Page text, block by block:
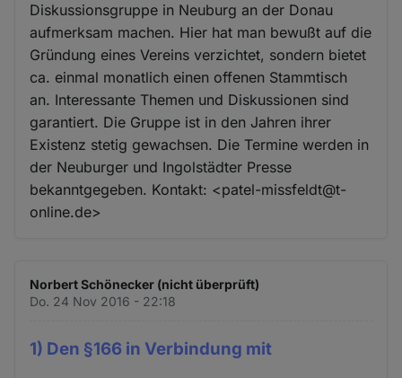
Diskussionsgruppe in Neuburg an der Donau
aufmerksam machen. Hier hat man bewußt auf die
Gründung eines Vereins verzichtet, sondern bietet
ca. einmal monatlich einen offenen Stammtisch
an. Interessante Themen und Diskussionen sind
garantiert. Die Gruppe ist in den Jahren ihrer
Existenz stetig gewachsen. Die Termine werden in
der Neuburger und Ingolstädter Presse
bekanntgegeben. Kontakt: <patel-missfeldt@t-
online.de>
Norbert Schönecker (nicht überprüft)
Do. 24 Nov 2016 - 22:18
1) Den §166 in Verbindung mit